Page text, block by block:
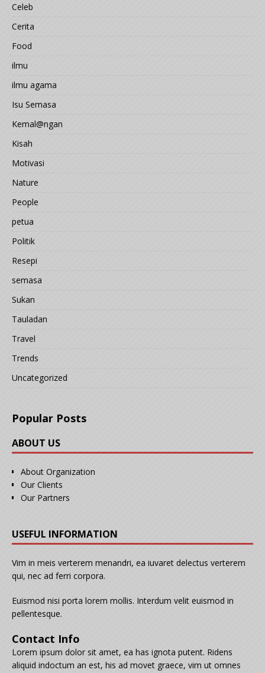
Celeb
Cerita
Food
ilmu
ilmu agama
Isu Semasa
Kemal@ngan
Kisah
Motivasi
Nature
People
petua
Politik
Resepi
semasa
Sukan
Tauladan
Travel
Trends
Uncategorized
Popular Posts
ABOUT US
About Organization
Our Clients
Our Partners
USEFUL INFORMATION
Vim in meis verterem menandri, ea iuvaret delectus verterem
qui, nec ad ferri corpora.
Euismod nisi porta lorem mollis. Interdum velit euismod in
pellentesque.
Contact Info
Lorem ipsum dolor sit amet, ea has ignota putent. Ridens
aliquid indoctum an est, his ad movet graece, vim ut omnes